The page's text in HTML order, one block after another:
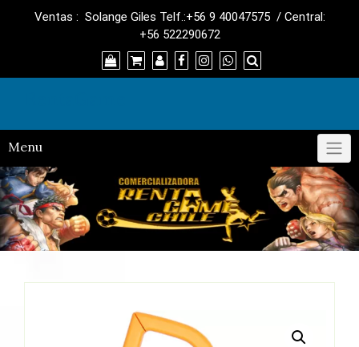
Ventas : Solange Giles Telf.:+56 9 40047575 / Central:
+56 522290672
Menu